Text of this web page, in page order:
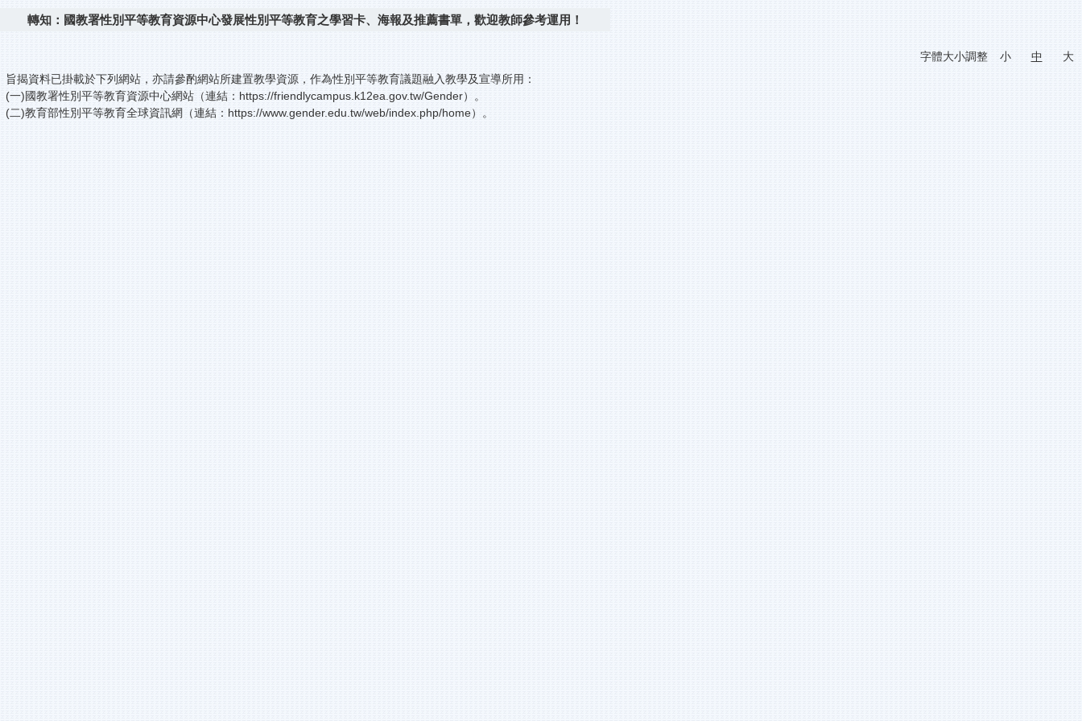
轉知：國教署性別平等教育資源中心發展性別平等教育之學習卡、海報及推薦書單，歡迎教師參考運用！
字體大小調整 小 中
大
旨揭資料已掛載於下列網站，亦請參酌網站所建置教學資源，作為性別平等教育議題融入教學及宣導所用：
(一)國教署性別平等教育資源中心網站（連結：https://friendlycampus.k12ea.gov.tw/Gender）。
(二)教育部性別平等教育全球資訊網（連結：https://www.gender.edu.tw/web/index.php/home）。